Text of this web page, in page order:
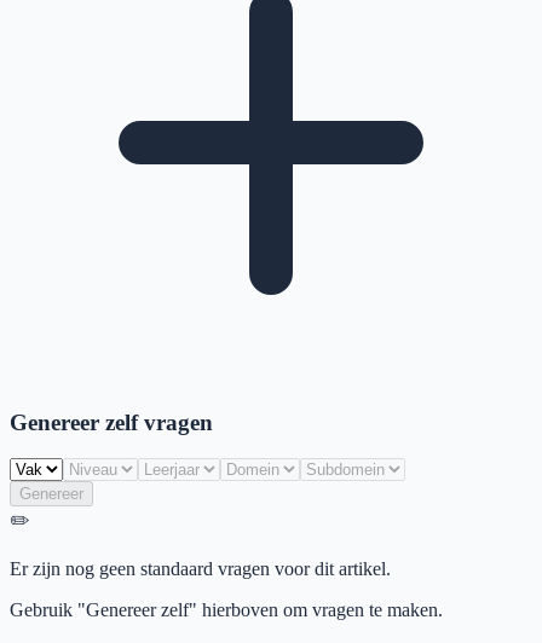
Genereer zelf vragen
Genereer
✏️
Er zijn nog geen standaard vragen voor dit artikel.
Gebruik "Genereer zelf" hierboven om vragen te maken.